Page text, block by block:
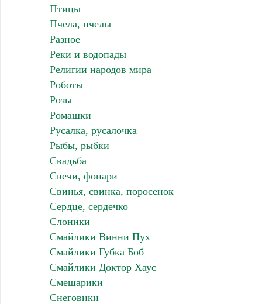
Птицы
Пчела, пчелы
Разное
Реки и водопады
Религии народов мира
Роботы
Розы
Ромашки
Русалка, русалочка
Рыбы, рыбки
Свадьба
Свечи, фонари
Свинья, свинка, поросенок
Сердце, сердечко
Слоники
Смайлики Винни Пух
Смайлики Губка Боб
Смайлики Доктор Хаус
Смешарики
Снеговики